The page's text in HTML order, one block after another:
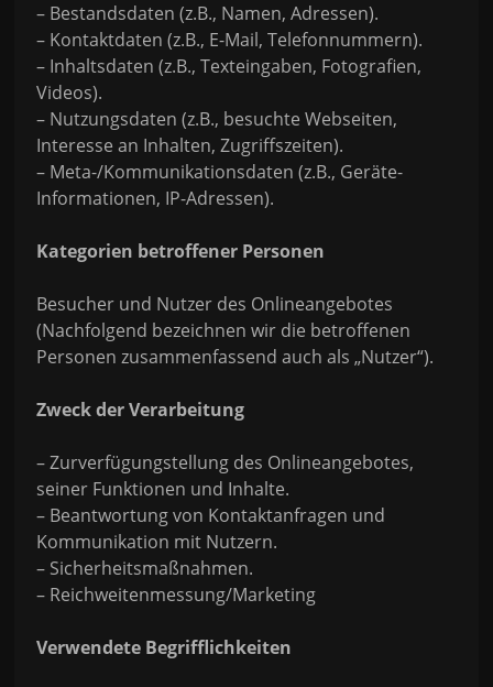
– Bestandsdaten (z.B., Namen, Adressen).
– Kontaktdaten (z.B., E-Mail, Telefonnummern).
– Inhaltsdaten (z.B., Texteingaben, Fotografien,
Videos).
– Nutzungsdaten (z.B., besuchte Webseiten,
Interesse an Inhalten, Zugriffszeiten).
– Meta-/Kommunikationsdaten (z.B., Geräte-
Informationen, IP-Adressen).
Kategorien betroffener Personen
Besucher und Nutzer des Onlineangebotes
(Nachfolgend bezeichnen wir die betroffenen
Personen zusammenfassend auch als „Nutzer“).
Zweck der Verarbeitung
– Zurverfügungstellung des Onlineangebotes,
seiner Funktionen und Inhalte.
– Beantwortung von Kontaktanfragen und
Kommunikation mit Nutzern.
– Sicherheitsmaßnahmen.
– Reichweitenmessung/Marketing
Verwendete Begrifflichkeiten